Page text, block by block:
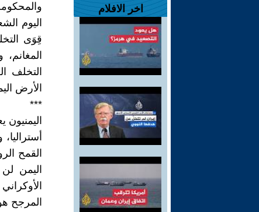
اخر الافلام
اليوم
قِوَى
التخلف
الأرض
***
اليمن
المرجح